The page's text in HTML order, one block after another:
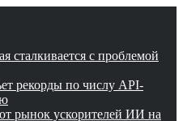
сталкивается с проблемой
рекорды по числу API-
рынок ускорителей ИИ на